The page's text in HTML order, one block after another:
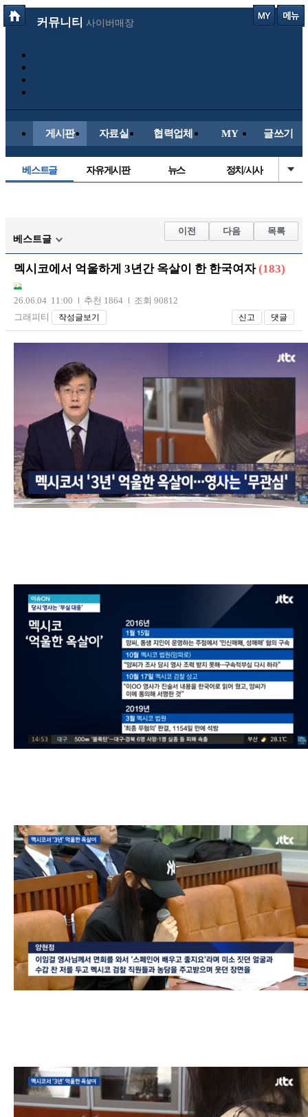
커뮤니티 사이버매장
게시판 자료실 협력업체 MY 글쓰기
베스트글 자유게시판 뉴스 정치/시사
해외축구
국내축구
베스트글
이전 다음 목록
멕시코에서 억울하게 3년간 옥살이 한 한국여자 (183)
26.06.04 11:00 추천 1864
조회 90812
그래피티
작성글보기 신고 댓글